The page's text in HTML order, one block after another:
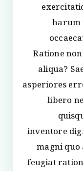
harum
Ratione
aliqua?
asperiores
libero
inventore
magni
feugiat